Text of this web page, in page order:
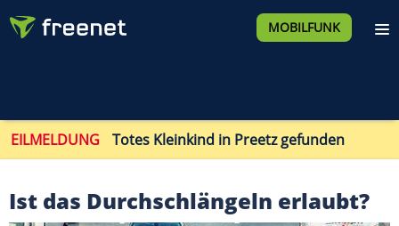
MOBILFUNK
EILMELDUNG Totes Kleinkind in Preetz gefunden
Ist das Durchschlängeln erlaubt?